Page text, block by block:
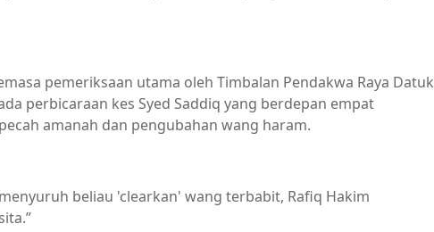
pemeriksaan utama oleh Timbalan Pendakwa Raya Datuk
perbicaraan kes Syed Saddiq yang berdepan empat
amanah dan pengubahan wang haram.
beliau 'clearkan' wang terbabit, Rafiq Hakim